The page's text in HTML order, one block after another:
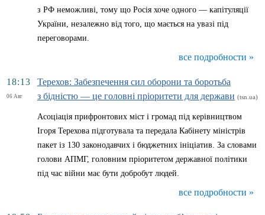
з РФ неможливі, тому що Росія хоче одного — капітуляції
України, незалежно від того, що мається на увазі під
переговорами.
все подробности »
18:13
06 Авг
Терехов: Забезпечення сил оборони та боротьба
з бідністю — це головні пріоритети для держави (tsn.ua)
Асоціація прифронтових міст і громад під керівництвом
Ігоря Терехова підготувала та передала Кабінету міністрів
пакет із 130 законодавчих і бюджетних ініціатив. За словами
голови АПМГ, головним пріоритетом державної політики
під час війни має бути добробут людей.
все подробности »